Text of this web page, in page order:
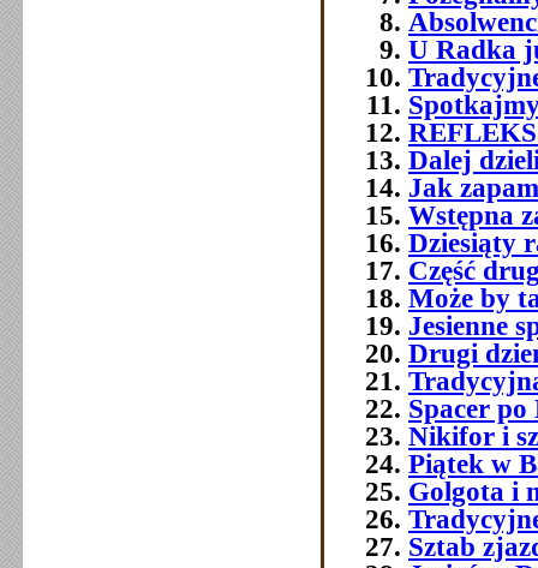
U Radka
Dalej
Jak
Wstępna
Dziesiąty
Część
Może by
Jesienne
Drugi
Spacer po
Nikifor i
Piątek w
Golgota i
Sztab